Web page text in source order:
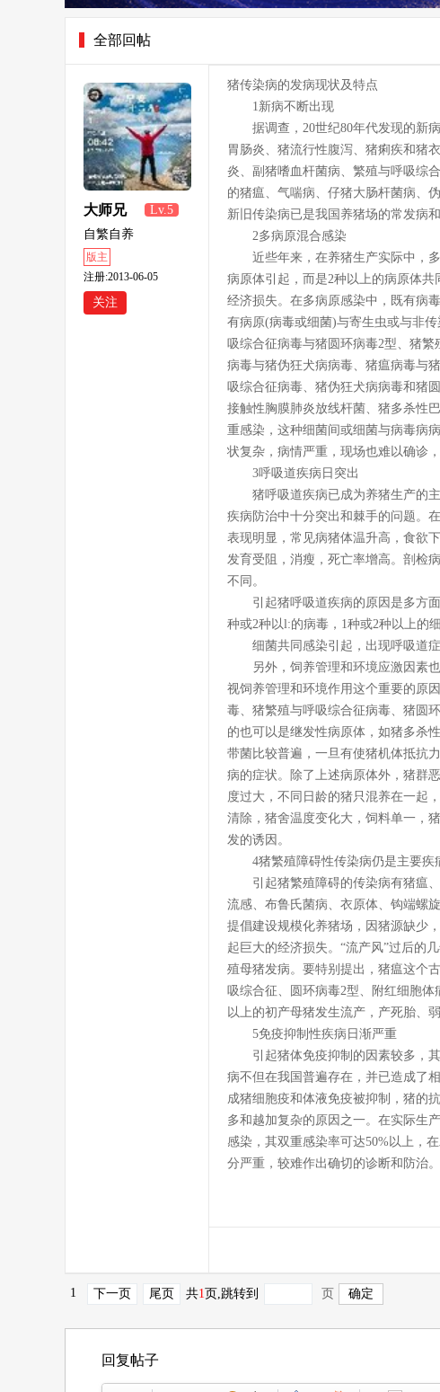
全部回帖
大师兄
Lv.5
自繁自养
版主
注册:2013-06-05
关注
猪传染病的发病现状及特点
1新病不断出现
据调查，20世纪80年代发现的新病
胃肠炎、猪流行性腹泻、猪痢疾和猪
炎、副猪嗜血杆菌病、繁殖与呼吸综
的猪瘟、气喘病、仔猪大肠杆菌病、
新旧传染病已是我国养猪场的常发病
2多病原混合感染
近些年来，在养猪生产实际中，多
病原体引起，而是2种以上的病原体
经济损失。在多病原感染中，既有病
有病原(病毒或细菌)与寄生虫或与非
吸综合征病毒与猪圆环病毒2型、猪
病毒与猪伪狂犬病病毒、猪瘟病毒与
吸综合征病毒、猪伪狂犬病病毒和猪
接触性胸膜肺炎放线杆菌、猪多杀性
重感染，这种细菌间或细菌与病毒病
状复杂，病情严重，现场也难以确诊
3呼吸道疾病日突出
猪呼吸道疾病已成为养猪生产的主
疾病防治中十分突出和棘手的问题。
表现明显，常见病猪体温升高，食欲
发育受阻，消瘦，死亡率增高。剖检
不同。
引起猪呼吸道疾病的原因是多方面
种或2种以l:的病毒，1种或2种以上的
细菌共同感染引起，出现呼吸道症
另外，饲养管理和环境应激因素也
视饲养管理和环境作用这个重要的原
毒、猪繁殖与呼吸综合征病毒、猪圆
的也可以是继发性病原体，如猪多杀
带菌比较普遍，一旦有使猪机体抵抗
病的症状。除了上述病原体外，猪群
度过大，不同日龄的猪只混养在一起
清除，猪舍温度变化大，饲料单一，
发的诱因。
4猪繁殖障碍性传染病仍是主要疾
引起猪繁殖障碍的传染病有猪瘟、
流感、布鲁氏菌病、衣原体、钩端螺
提倡建设规模化养猪场，因猪源缺少
起巨大的经济损失。“流产风”过后的
殖母猪发病。要特别提出，猪瘟这个
吸综合征、圆环病毒2型、附红细胞
以上的初产母猪发生流产，产死胎、
5免疫抑制性疾病日渐严重
引起猪体免疫抑制的因素较多，其
病不但在我国普遍存在，并已造成了
成猪细胞疫和体液免疫被抑制，猪的
多和越加复杂的原因之一。在实际生
感染，其双重感染率可达50%以上，
分严重，较难作出确切的诊断和防治。
1 下一页 尾页 共1页 ,跳转到 页
回复帖子